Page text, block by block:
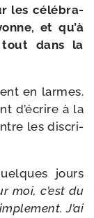
les célé­bra­
et qu’à
dans la
en larmes.
d’é­crire à la
les dis­cri­
jours
moi, c’est du
J’ai